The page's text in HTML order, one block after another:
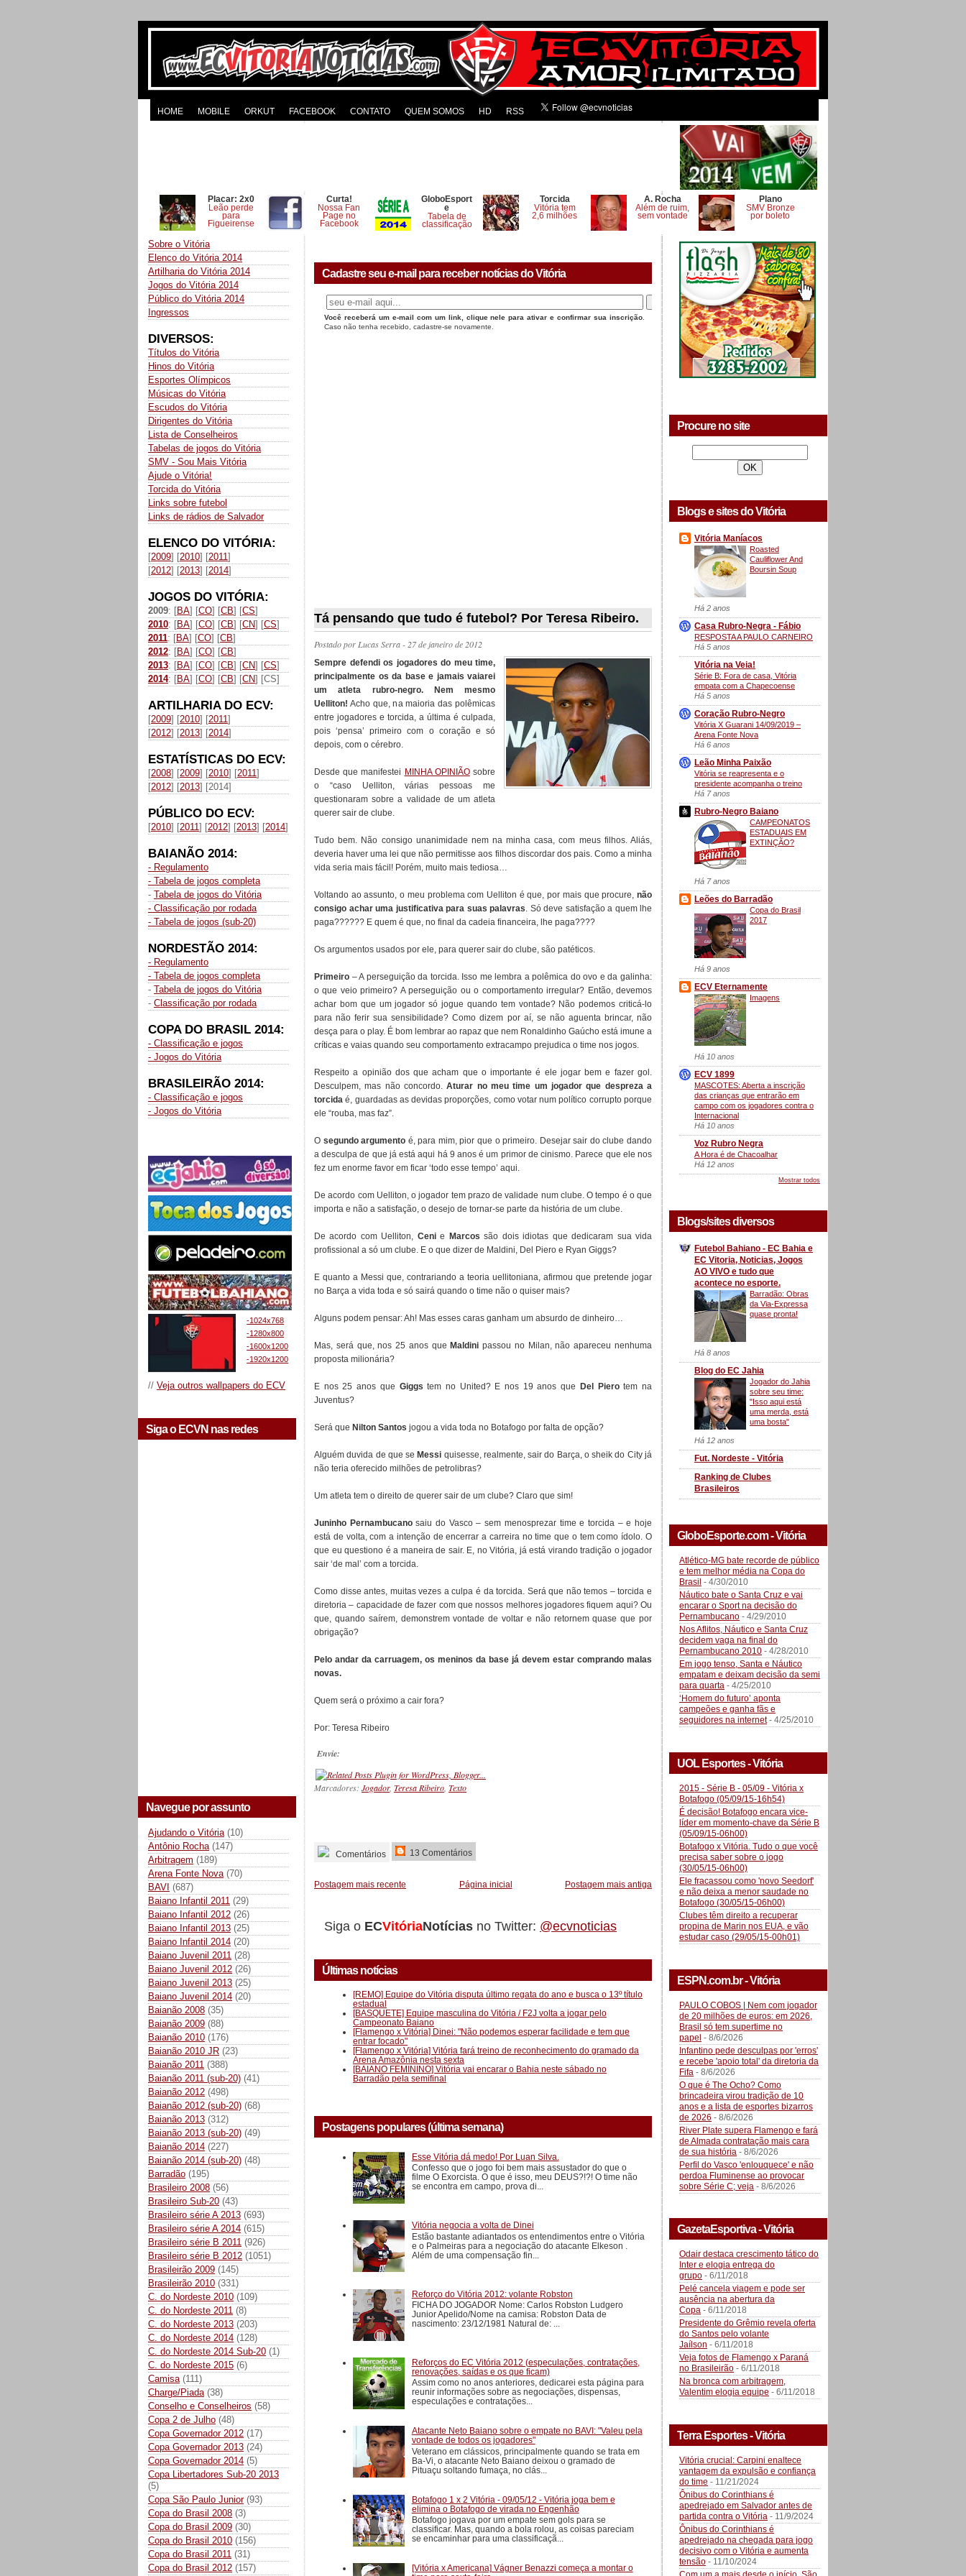
HOME MOBILE ORKUT FACEBOOK CONTATO QUEM SOMOS HD RSS
Placar: 2x0
Leão perde
para
Figueirense
Curta!
Nossa Fan
Page no
Facebook
GloboEsport
e
Tabela de
classificação
Torcida
Vitória tem
2,6 milhões
A. Rocha
Além de ruim,
sem vontade
Plano
SMV Bronze
por boleto
Sobre o Vitória
Elenco do Vitória 2014
Artilharia do Vitória 2014
Jogos do Vitória 2014
Público do Vitória 2014
Ingressos
DIVERSOS:
Títulos do Vitória
Hinos do Vitória
Esportes Olímpicos
Músicas do Vitória
Escudos do Vitória
Dirigentes do Vitória
Lista de Conselheiros
Tabelas de jogos do Vitória
SMV - Sou Mais Vitória
Ajude o Vitória!
Torcida do Vitória
Links sobre futebol
Links de rádios de Salvador
ELENCO DO VITÓRIA:
[2009] [2010] [2011]
[2012] [2013] [2014]
JOGOS DO VITÓRIA:
2009: [BA] [CO] [CB] [CS]
2010: [BA] [CO] [CB] [CN] [CS]
2011: [BA] [CO] [CB]
2012: [BA] [CO] [CB]
2013: [BA] [CO] [CB] [CN] [CS]
2014: [BA] [CO] [CB] [CN] [CS]
ARTILHARIA DO ECV:
[2009] [2010] [2011]
[2012] [2013] [2014]
ESTATÍSTICAS DO ECV:
[2008] [2009] [2010] [2011]
[2012] [2013] [2014]
PÚBLICO DO ECV:
[2010] [2011] [2012] [2013] [2014]
BAIANÃO 2014:
- Regulamento
- Tabela de jogos completa
- Tabela de jogos do Vitória
- Classificação por rodada
- Tabela de jogos (sub-20)
NORDESTÃO 2014:
- Regulamento
- Tabela de jogos completa
- Tabela de jogos do Vitória
- Classificação por rodada
COPA DO BRASIL 2014:
- Classificação e jogos
- Jogos do Vitória
BRASILEIRÃO 2014:
- Classificação e jogos
- Jogos do Vitória
-1024x768
-1280x800
-1600x1200
-1920x1200
// Veja outros wallpapers do ECV
Siga o ECVN nas redes
Navegue por assunto
Ajudando o Vitória (10)
Antônio Rocha (147)
Arbitragem (189)
Arena Fonte Nova (70)
BAVI (687)
Baiano Infantil 2011 (29)
Baiano Infantil 2012 (26)
Baiano Infantil 2013 (25)
Baiano Infantil 2014 (20)
Baiano Juvenil 2011 (28)
Baiano Juvenil 2012 (26)
Baiano Juvenil 2013 (25)
Baiano Juvenil 2014 (20)
Baianão 2008 (35)
Baianão 2009 (88)
Baianão 2010 (176)
Baianão 2010 JR (23)
Baianão 2011 (388)
Baianão 2011 (sub-20) (41)
Baianão 2012 (498)
Baianão 2012 (sub-20) (68)
Baianão 2013 (312)
Baianão 2013 (sub-20) (49)
Baianão 2014 (227)
Baianão 2014 (sub-20) (48)
Barradão (195)
Brasileiro 2008 (56)
Brasileiro Sub-20 (43)
Brasileiro série A 2013 (693)
Brasileiro série A 2014 (615)
Brasileiro série B 2011 (926)
Brasileiro série B 2012 (1051)
Brasileirão 2009 (145)
Brasileirão 2010 (331)
C. do Nordeste 2010 (109)
C. do Nordeste 2011 (8)
C. do Nordeste 2013 (203)
C. do Nordeste 2014 (128)
C. do Nordeste 2014 Sub-20 (1)
C. do Nordeste 2015 (6)
Camisa (111)
Charge/Piada (38)
Conselho e Conselheiros (58)
Copa 2 de Julho (48)
Copa Governador 2012 (17)
Copa Governador 2013 (24)
Copa Governador 2014 (5)
Copa Libertadores Sub-20 2013
(5)
Copa São Paulo Junior (93)
Copa do Brasil 2008 (3)
Copa do Brasil 2009 (30)
Copa do Brasil 2010 (156)
Copa do Brasil 2011 (31)
Copa do Brasil 2012 (157)
Cadastre seu e-mail para receber notícias do Vitória
Você receberá um e-mail com um link, clique nele para ativar e confirmar sua inscrição
Caso não tenha recebido, cadastre-se novamente.
Tá pensando que tudo é futebol? Por Teresa Ribeiro.
Postado porLucas Serra- 27 de janeiro de 2012
Sempre defendi os jogadores do meu time,
principalmente os da base e jamais vaiarei
um atleta rubro-negro. Nem mesmo
Uelliton! Acho que, na maioria das polêmicas
entre jogadores e torcida, a última é culpada,
pois ‘pensa’ primeiro com o coração e só
depois, com o cérebro.
Desde que manifestei MINHA OPINIÃOsobre
o “caso Uelliton, várias pessoas me
questionaram sobre a validade de um atleta
querer sair de clube.
Tudo bem. Não consigo unanimidade nem na minha casa, com meus filhos. Aliás,
deveria haver uma lei que não permitisse aos filhos discordar dos pais. Como a minha
vida seria mais fácil! Porém, muito mais tediosa…
Voltando ao assunto, o meu problema com Uelliton é que, por mais que procure, não
consigo achar uma justificativa para suas palavras. Só deve satisfação a quem lhe
paga?????? E quem é que, no final da cadeia financeira, lhe paga????
Os argumentos usados por ele, para querer sair do clube, são patéticos.
Primeiro – A perseguição da torcida. Isso me lembra a polêmica do ovo e da galinha:
o que veio primeiro? A perseguição ou o comportamento irregular? Então, devemos
achar bom que um jogador só jogue quando tem vontade? Não podemos criticá-lo
para não ferir sua sensibilidade? Como dizem por aí, se não aguenta brincar, não
desça para o play. É bom lembrar ao rapaz que nem Ronaldinho Gaúcho está imune a
críticas e vaias quando seu comportamento extracampo prejudica o time nos jogos.
Respeito a opinião dos que acham que o importante é ele jogar bem e fazer gol.
Desculpem, mas não concordo.Aturar no meu time um jogador que despreza a
torcida é, guardadas as devidas proporções, como votar num político corrupto porque
ele “rouba, mas faz”.
O segundo argumento é, para mim, pior que o primeiro. Desejar sair do clube dando
a desculpa de que já está aqui há 9 anos é um primor de cinismo. Parece que ele nos
fez um enorme favor em ficar ‘todo esse tempo’ aqui.
De acordo com Uelliton, o jogador tem prazo de validade num clube. O tempo é o que
importa e não a satisfação, o desejo de tornar-se parte da história de um clube.
De acordo com Uelliton, Cenie Marcos são dois idiotas que dedicaram sua vida
profissional a só um clube. E o que dizer de Maldini, Del Piero e Ryan Giggs?
E quanto a Messi que, contrariando a teoria uellitoniana, afirmou que pretende jogar
no Barça a vida toda e só sairá quando o time não o quiser mais?
Alguns podem pensar: Ah! Mas esses caras ganham um absurdo de dinheiro…
Mas, será que, nos 25 anos que Maldini passou no Milan, não apareceu nenhuma
proposta milionária?
E nos 25 anos que Giggs tem no United? E nos 19 anos que Del Pierotem na
Juventus?
Será que Nilton Santos jogou a vida toda no Botafogo por falta de opção?
Alguém duvida de que se Messi quisesse, realmente, sair do Barça, o sheik do City já
não teria oferecido milhões de petrolibras?
Um atleta tem o direito de querer sair de um clube? Claro que sim!
Juninho Pernambucanosaiu do Vasco – sem menosprezar time e torcida – e hoje
está de volta, com a intenção de encerrar a carreira no time que o tem como ídolo. O
que eu questiono é a maneira de sair. E, no Vitória, já está virando tradição o jogador
sair ‘de mal’ com a torcida.
Como disse antes, muitas vezes a culpa é da torcida. Será que não temos – torcida e
diretoria – capacidade de fazer com que nossos melhores jogadores fiquem aqui? Ou
que, quando saírem, demonstrem vontade de voltar e não retornem quase que por
obrigação?
Pelo andar da carruagem, os meninos da base já devem estar comprando malas
novas.
Quem será o próximo a cair fora?
Por: Teresa Ribeiro
Envie:
Marcadores: Jogador, Teresa Ribeiro, Texto
Comentários 13 Comentários
Postagem mais recente Postagem mais antiga
Página inicial
Siga o ECVitóriaNotícias no Twitter: @ecvnoticias
Últimas notícias
[REMO] Equipe do Vitória disputa último regata do ano e busca o 13º título
estadual
[BASQUETE] Equipe masculina do Vitória / F2J volta a jogar pelo
Campeonato Baiano
[Flamengo x Vitória] Dinei: "Não podemos esperar facilidade e tem que
entrar focado"
[Flamengo x Vitória] Vitória fará treino de reconhecimento do gramado da
Arena Amazônia nesta sexta
[BAIANO FEMININO] Vitória vai encarar o Bahia neste sábado no
Barradão pela semifinal
Postagens populares (última semana)
Esse Vitória dá medo! Por Luan Silva.
Confesso que o jogo foi bem mais assustador do que o
filme O Exorcista. O que é isso, meu DEUS?!?! O time não
se encontra em campo, prova di...
Vitória negocia a volta de Dinei
Estão bastante adiantados os entendimentos entre o Vitória
e o Palmeiras para a negociação do atacante Elkeson .
Além de uma compensação fin...
Reforço do Vitória 2012: volante Robston
FICHA DO JOGADOR Nome: Carlos Robston Ludgero
Junior Apelido/Nome na camisa: Robston Data de
nascimento: 23/12/1981 Natural de: ...
Reforços do EC Vitória 2012 (especulações, contratações,
renovações, saídas e os que ficam)
Assim como no anos anteriores, dedicarei esta página para
reunir informações sobre as negociações, dispensas,
especulações e contratações...
Atacante Neto Baiano sobre o empate no BAVI: "Valeu pela
vontade de todos os jogadores"
Veterano em clássicos, principalmente quando se trata em
Ba-Vi, o atacante Neto Baiano deixou o gramado de
Pituaçu soltando fumaça, no clás...
Botafogo 1 x 2 Vitória - 09/05/12 - Vitória joga bem e
elimina o Botafogo de virada no Engenhão
Botafogo jogava por um empate sem gols para se
classificar. Mas, quando a bola rolou, as coisas pareciam
se encaminhar para uma classificaçã...
[Vitória x Americana] Vágner Benazzi começa a montar o
Procure no site
Blogs e sites do Vitória
Vitória Maníacos
Roasted
Cauliflower And
Boursin Soup
Há 2 anos
Casa Rubro-Negra - Fábio
RESPOSTA A PAULO CARNEIRO
Há 5 anos
Vitória na Veia!
Série B: Fora de casa, Vitória
empata com a Chapecoense
Há 5 anos
Coração Rubro-Negro
Vitória X Guarani 14/09/2019 –
Arena Fonte Nova
Há 6 anos
Leão Minha Paixão
Vitória se reapresenta e o
presidente acompanha o treino
Há 7 anos
Rubro-Negro Baiano
CAMPEONATOS
ESTADUAIS EM
EXTINÇÃO?
Há 7 anos
Leões do Barradão
Copa do Brasil
2017
Há 9 anos
ECV Eternamente
Imagens
Há 10 anos
ECV 1899
MASCOTES: Aberta a inscrição
das crianças que entrarão em
campo com os jogadores contra o
Internacional
Há 10 anos
Voz Rubro Negra
A Hora é de Chacoalhar
Há 12 anos
Mostrar todos
Blogs/sites diversos
Futebol Bahiano - EC Bahia e
EC Vitoria, Noticias, Jogos
AO VIVO e tudo que
acontece no esporte.
Barradão: Obras
da Via-Expressa
quase pronta!
Há 8 anos
Blog do EC Jahia
Jogador do Jahia
sobre seu time:
"Isso aqui está
uma merda, está
uma bosta"
Há 12 anos
Fut. Nordeste - Vitória
Ranking de Clubes
Brasileiros
GloboEsporte.com - Vitória
Atlético-MG bate recorde de público
e tem melhor média na Copa do
Brasil - 4/30/2010
Náutico bate o Santa Cruz e vai
encarar o Sport na decisão do
Pernambucano - 4/29/2010
Nos Aflitos, Náutico e Santa Cruz
decidem vaga na final do
Pernambucano 2010 - 4/28/2010
Em jogo tenso, Santa e Náutico
empatam e deixam decisão da semi
para quarta - 4/25/2010
‘Homem do futuro’ aponta
campeões e ganha fãs e
seguidores na internet- 4/25/2010
UOL Esportes - Vitória
2015 - Série B - 05/09 - Vitória x
Botafogo (05/09/15-16h54)
É decisão! Botafogo encara vice-
líder em momento-chave da Série B
(05/09/15-06h00)
Botafogo x Vitória. Tudo o que você
precisa saber sobre o jogo
(30/05/15-06h00)
Ele fracassou como 'novo Seedorf'
e não deixa a menor saudade no
Botafogo (30/05/15-06h00)
Clubes têm direito a recuperar
propina de Marin nos EUA, e vão
estudar caso (29/05/15-00h01)
ESPN.com.br - Vitória
PAULO COBOS | Nem com jogador
de 20 milhões de euros: em 2026,
Brasil só tem supertime no
papel - 8/6/2026
Infantino pede desculpas por 'erros'
e recebe 'apoio total' da diretoria da
Fifa - 8/6/2026
O que é The Ocho? Como
brincadeira virou tradição de 10
anos e a lista de esportes bizarros
de 2026 - 8/6/2026
River Plate supera Flamengo e fará
de Almada contratação mais cara
de sua história - 8/6/2026
Perfil do Vasco 'enlouquece' e não
perdoa Fluminense ao provocar
sobre Série C; veja - 8/6/2026
GazetaEsportiva - Vitória
Odair destaca crescimento tático do
Inter e elogia entrega do
grupo - 6/11/2018
Pelé cancela viagem e pode ser
ausência na abertura da
Copa - 6/11/2018
Presidente do Grêmio revela oferta
do Santos pelo volante
Jaílson - 6/11/2018
Veja fotos de Flamengo x Paraná
no Brasileirão - 6/11/2018
Na bronca com arbitragem,
Valentim elogia equipe - 6/11/2018
Terra Esportes - Vitória
Vitória crucial: Carpini enaltece
vantagem da expulsão e confiança
do time - 11/21/2024
Ônibus do Corinthians é
apedrejado em Salvador antes de
partida contra o Vitória - 11/9/2024
Ônibus do Corinthians é
apedrejado na chegada para jogo
decisivo com o Vitória e aumenta
tensão - 11/10/2024